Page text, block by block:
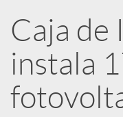
R
e
Caja de
instala